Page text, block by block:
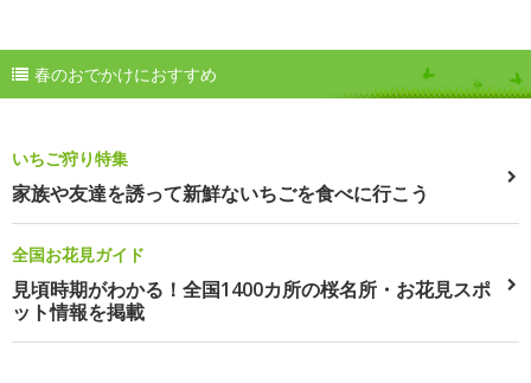
春のおでかけにおすすめ
いちご狩り特集
家族や友達を誘って新鮮ないちごを食べに行こう
全国お花見ガイド
見頃時期がわかる！全国1400カ所の桜名所・お花見スポ
ット情報を掲載